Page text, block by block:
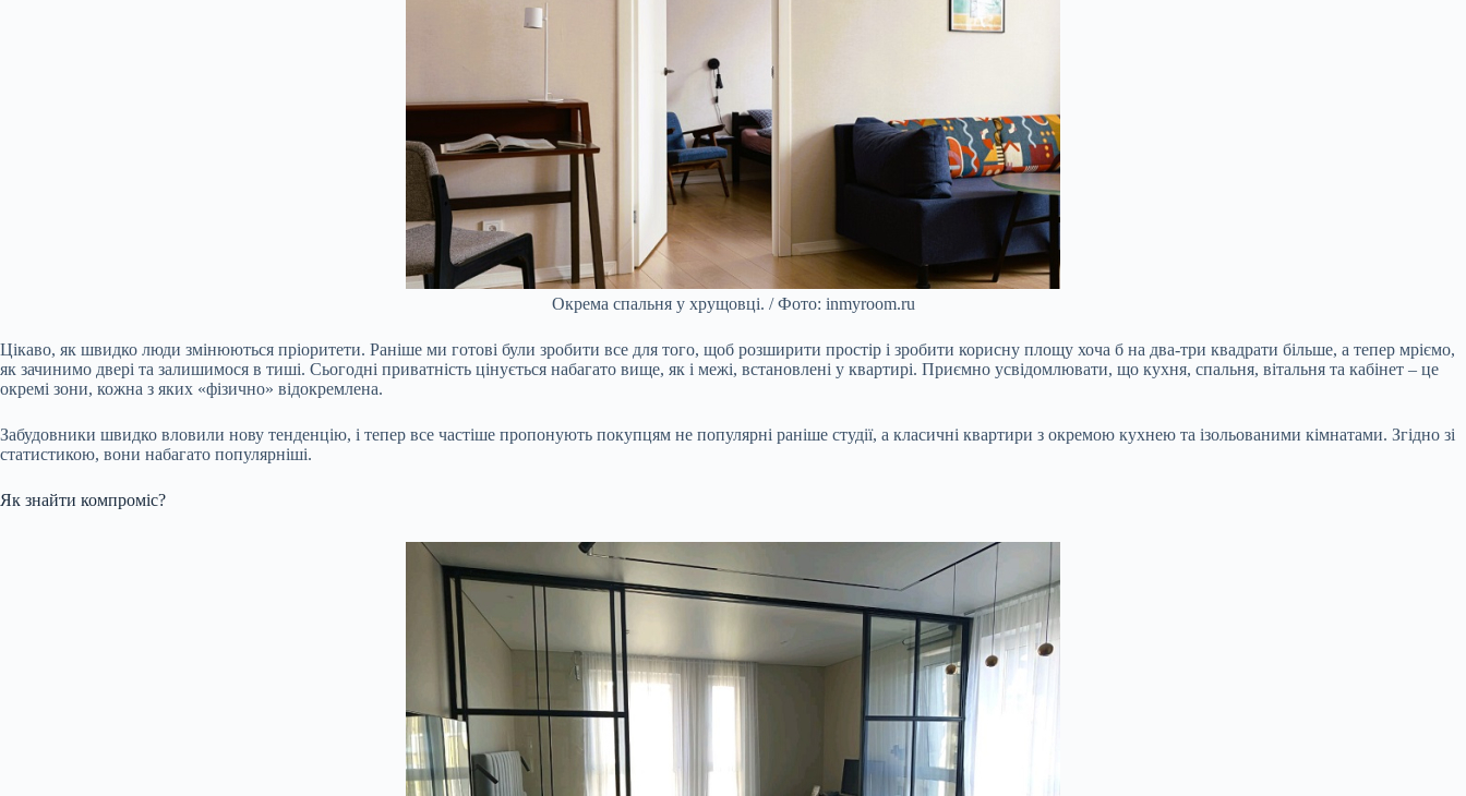
Окрема спальня у хрущовці. / Фото: inmyroom.ru
Цікаво, як швидко люди змінюються пріоритети. Раніше ми готові були зробити все для того, щоб розширити простір і зробити корисну площу хоча б на два-три квадрати більше, а тепер мріємо,
як зачинимо двері та залишимося в тиші. Сьогодні приватність цінується набагато вище, як і межі, встановлені у квартирі. Приємно усвідомлювати, що кухня, спальня, вітальня та кабінет – це
окремі зони, кожна з яких «фізично» відокремлена.
Забудовники швидко вловили нову тенденцію, і тепер все частіше пропонують покупцям не популярні раніше студії, а класичні квартири з окремою кухнею та ізольованими кімнатами. Згідно зі
статистикою, вони набагато популярніші.
Як знайти компроміс?